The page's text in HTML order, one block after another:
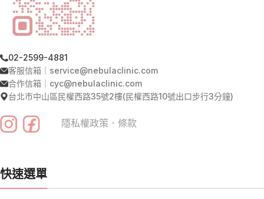
02-2599-4881
客服信箱｜service@nebulaclinic.com
合作信箱｜cyc@nebulaclinic.com
台北市中山區民權西路35號2樓(民權西路10號出口步行3分鐘)
隱私權政策 ． 條款
快速選單